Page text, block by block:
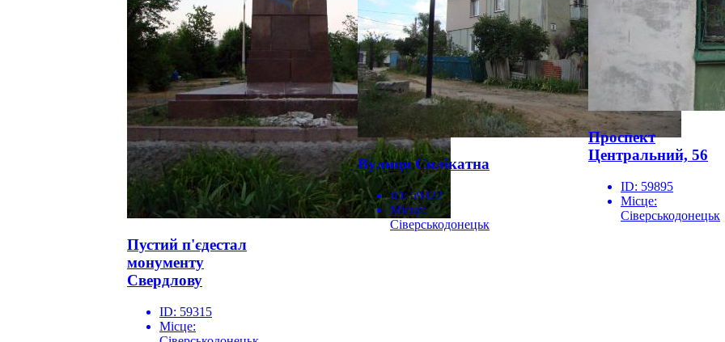
Пустий п'єдестал
монументу
Свердлову
ID: 59315
Місце:
Вулиця Силікатна
ID:59422
Місце:
Сіверськодонецьк
Проспект
Центральний, 56
ID: 59895
Місце:
Сіверськодонецьк